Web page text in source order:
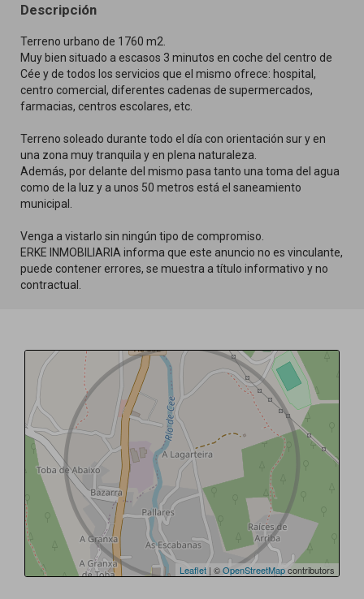
Descripción
Terreno urbano de 1760 m2.
Muy bien situado a escasos 3 minutos en coche del centro de
Cée y de todos los servicios que el mismo ofrece: hospital,
centro comercial, diferentes cadenas de supermercados,
farmacias, centros escolares, etc.
Terreno soleado durante todo el día con orientación sur y en
una zona muy tranquila y en plena naturaleza.
Además, por delante del mismo pasa tanto una toma del agua
como de la luz y a unos 50 metros está el saneamiento
municipal.
Venga a vistarlo sin ningún tipo de compromiso.
ERKE INMOBILIARIA informa que este anuncio no es vinculante,
puede contener errores, se muestra a título informativo y no
contractual.
Leaflet | ©OpenStreetMapcontributors